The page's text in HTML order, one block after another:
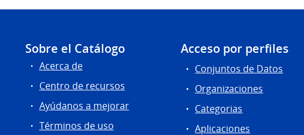
Sobre el Catálogo
Acerca de
Centro de recursos
Ayúdanos a mejorar
Términos de uso
Acceso por perfiles
Conjuntos de Datos
Organizaciones
Categorias
Aplicaciones